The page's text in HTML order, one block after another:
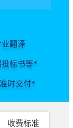
翻译
投标书等*
时交付*
收费标准